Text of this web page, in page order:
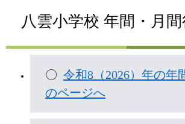
八雲小学校 年間・月
〇 令和8（2026）年の年
のページへ